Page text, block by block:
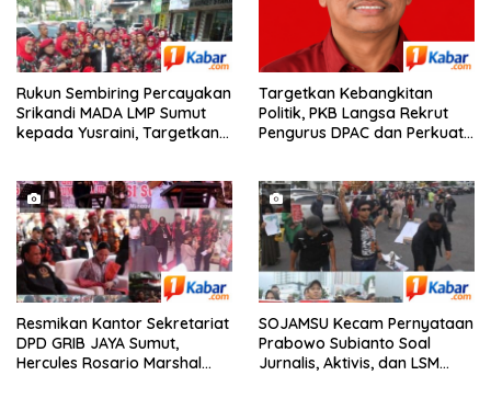
Rukun Sembiring Percayakan
Srikandi MADA LMP Sumut
kepada Yusraini, Targetkan
Targetkan Kebangkitan
Politik, PKB Langsa Rekrut
Pengurus DPAC dan Perkuat
Resmikan Kantor Sekretariat
DPD GRIB JAYA Sumut,
Hercules Rosario Marshal
SOJAMSU Kecam Pernyataan
Prabowo Subianto Soal
Jurnalis, Aktivis, dan LSM